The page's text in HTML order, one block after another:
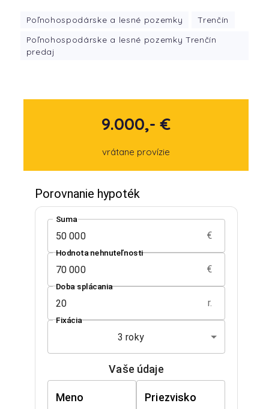
Poľnohospodárske a lesné pozemky
Trenčín
Poľnohospodárske a lesné pozemky Trenčín
predaj
9.000,- €
vrátane provízie